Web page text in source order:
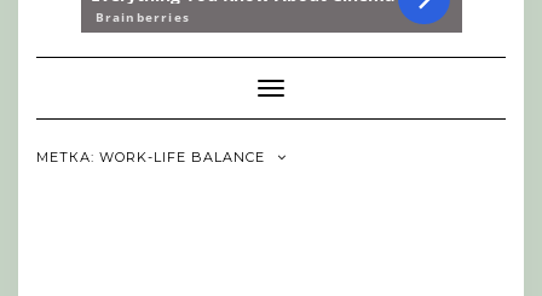
Toggle
Navigation
МЕТКА: WORK-LIFE BALANCE